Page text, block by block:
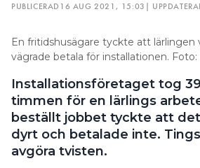
Annonsera
Läs E-tidningen
Om tidningen
Kontakt
Personuppgifter
PUBLICERAD 16 AUG 2021, 15:03 |
En fritidshusägare tyckte att lärlingen
vägrade betala för installationen.
Installationsföretaget tog
timmen för en lärlings
beställt jobbet tyckte att
dyrt och betalade inte.
avgöra tvisten.